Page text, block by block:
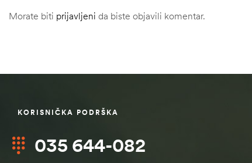
Morate biti prijavljeni da biste objavili komentar.
KORISNIČKA PODRŠKA
035 644-082